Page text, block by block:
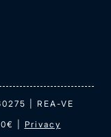
| REA-VE
| Privacy